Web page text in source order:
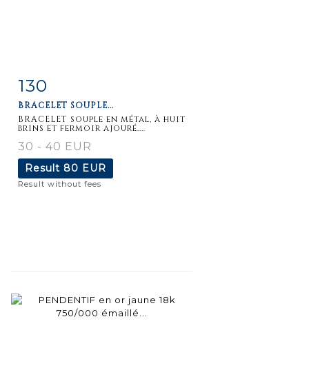
Item detail
130
BRACELET SOUPLE...
BRACELET souple en métal, à huit
brins et fermoir ajouré....
30 - 40 EUR
Result 80 EUR
Result without fees